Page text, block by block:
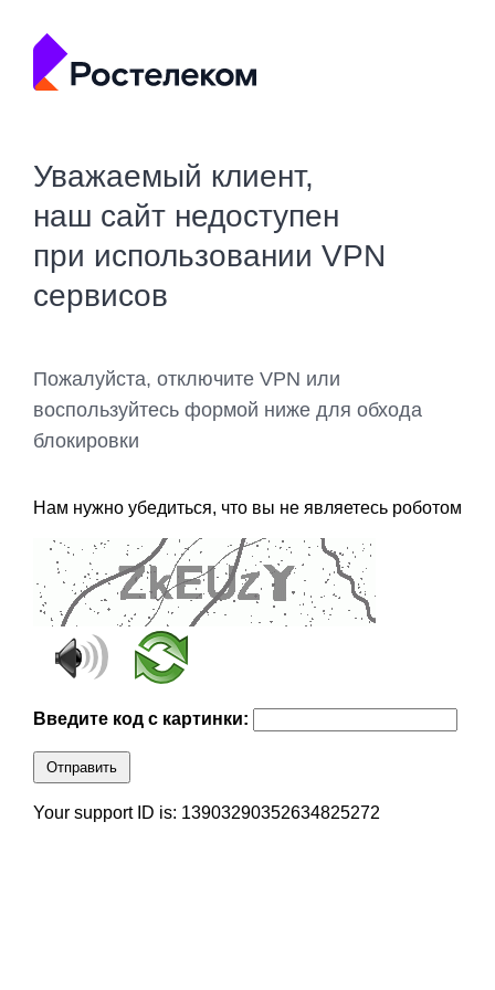
Уважаемый клиент,
наш сайт недоступен
при использовании VPN
сервисов
Пожалуйста, отключите VPN или
воспользуйтесь формой ниже для обхода
блокировки
Нам нужно убедиться, что вы не являетесь роботом
Введите код с картинки:
Отправить
Your support ID is: 13903290352634825272